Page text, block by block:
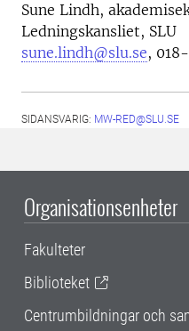
Sune Lindh,
Ledningskansliet, SLU
sune.lindh@slu.se,
SIDANSVARIG: MW-RED@SLU.SE
Organisationsenheter
Fakulteter
Biblioteket
Centrumbildningar och